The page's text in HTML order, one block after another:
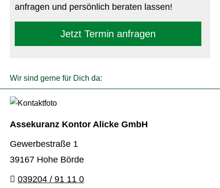
anfragen und persönlich beraten lassen!
Jetzt Termin anfragen
Wir sind gerne für Dich da:
Assekuranz Kontor Alicke GmbH
Gewerbestraße 1
39167 Hohe Börde
039204 / 91 11 0